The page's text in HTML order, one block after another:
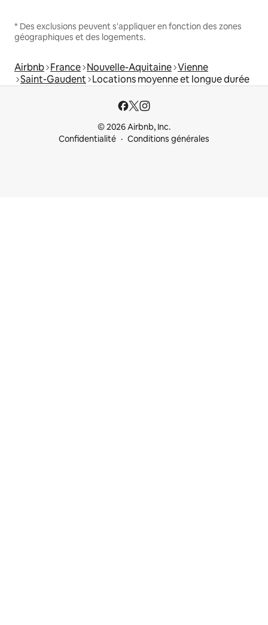
* Des exclusions peuvent s'appliquer en fonction des zones
géographiques et des logements.
Airbnb France Nouvelle-Aquitaine Vienne
Saint-Gaudent Locations moyenne et longue durée
© 2026 Airbnb, Inc.
Confidentialité
Conditions générales